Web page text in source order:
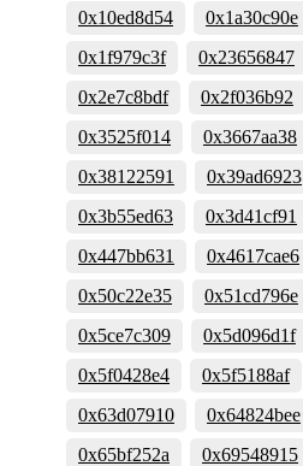
0x10ed8d54 0x1a30c90e
0x1f979c3f
0x23656847
0x2e7c8bdf
0x2f036b92
0x3525f014
0x3667aa38
0x38122591
0x39ad6923
0x3b55ed63
0x3d41cf91
0x447bb631
0x4617cae6
0x50c22e35
0x51cd796e
0x5ce7c309
0x5d096d1f
0x5f0428e4
0x5f5188af
0x63d07910
0x64824bee
0x65bf252a
0x69548915